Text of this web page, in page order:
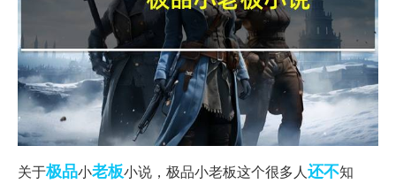
关于极品小老板小说，极品小老板这个很多人还不知